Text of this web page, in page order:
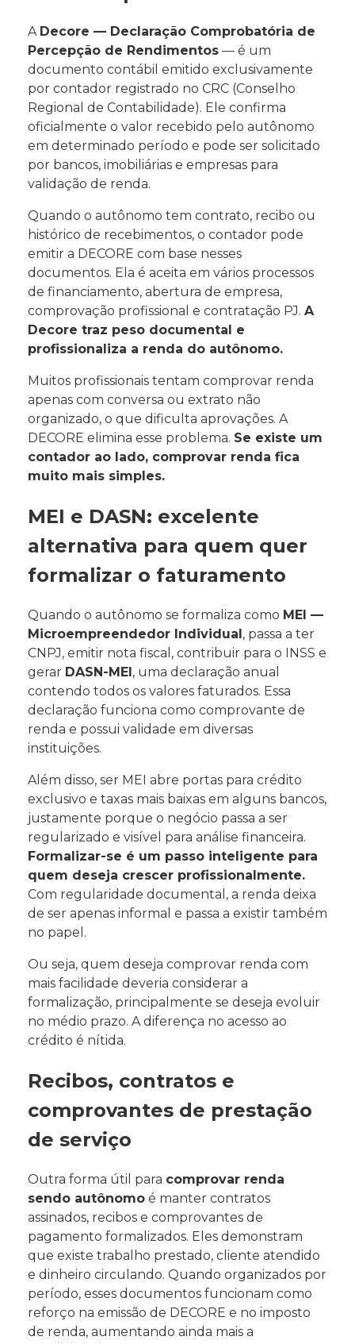
A Decore — Declaração Comprobatória de
Percepção de Rendimentos — é um
documento contábil emitido exclusivamente
por contador registrado no CRC (Conselho
Regional de Contabilidade). Ele confirma
oficialmente o valor recebido pelo autônomo
em determinado período e pode ser solicitado
por bancos, imobiliárias e empresas para
validação de renda.
Quando o autônomo tem contrato, recibo ou
histórico de recebimentos, o contador pode
emitir a DECORE com base nesses
documentos. Ela é aceita em vários processos
de financiamento, abertura de empresa,
comprovação profissional e contratação PJ. A
Decore traz peso documental e
profissionaliza a renda do autônomo.
Muitos profissionais tentam comprovar renda
apenas com conversa ou extrato não
organizado, o que dificulta aprovações. A
DECORE elimina esse problema. Se existe um
contador ao lado, comprovar renda fica
muito mais simples.
MEI e DASN: excelente
alternativa para quem quer
formalizar o faturamento
Quando o autônomo se formaliza como MEI —
Microempreendedor Individual , passa a ter
CNPJ, emitir nota fiscal, contribuir para o INSS e
gerar DASN-MEI , uma declaração anual
contendo todos os valores faturados. Essa
declaração funciona como comprovante de
renda e possui validade em diversas
instituições.
Além disso, ser MEI abre portas para crédito
exclusivo e taxas mais baixas em alguns bancos,
justamente porque o negócio passa a ser
regularizado e visível para análise financeira.
Formalizar-se é um passo inteligente para
quem deseja crescer profissionalmente.
Com regularidade documental, a renda deixa
de ser apenas informal e passa a existir também
no papel.
Ou seja, quem deseja comprovar renda com
mais facilidade deveria considerar a
formalização, principalmente se deseja evoluir
no médio prazo. A diferença no acesso ao
crédito é nítida.
Recibos, contratos e
comprovantes de prestação
de serviço
Outra forma útil para comprovar renda
sendo autônomo é manter contratos
assinados, recibos e comprovantes de
pagamento formalizados. Eles demonstram
que existe trabalho prestado, cliente atendido
e dinheiro circulando. Quando organizados por
período, esses documentos funcionam como
reforço na emissão de DECORE e no imposto
de renda, aumentando ainda mais a